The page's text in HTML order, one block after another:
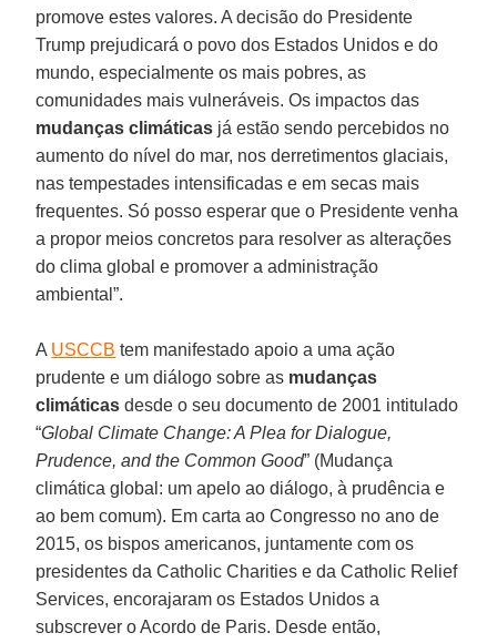
promove estes valores. A decisão do Presidente
Trump prejudicará o povo dos Estados Unidos e do
mundo, especialmente os mais pobres, as
comunidades mais vulneráveis. Os impactos das
mudanças climáticas já estão sendo percebidos no
aumento do nível do mar, nos derretimentos glaciais,
nas tempestades intensificadas e em secas mais
frequentes. Só posso esperar que o Presidente venha
a propor meios concretos para resolver as alterações
do clima global e promover a administração
ambiental”.
A USCCB tem manifestado apoio a uma ação
prudente e um diálogo sobre as mudanças
climáticas desde o seu documento de 2001 intitulado
“Global Climate Change: A Plea for Dialogue,
Prudence, and the Common Good” (Mudança
climática global: um apelo ao diálogo, à prudência e
ao bem comum). Em carta ao Congresso no ano de
2015, os bispos americanos, juntamente com os
presidentes da Catholic Charities e da Catholic Relief
Services, encorajaram os Estados Unidos a
subscrever o Acordo de Paris. Desde então,